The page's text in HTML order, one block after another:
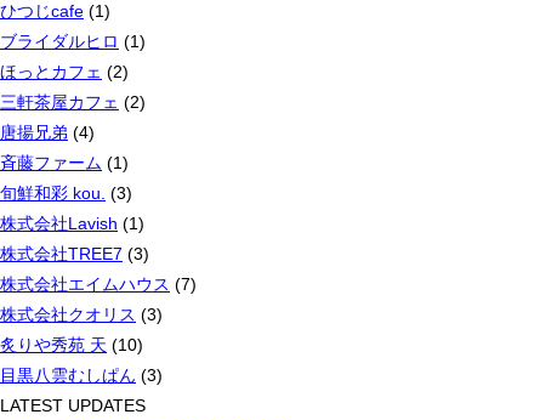
ひつじcafe (1)
ブライダルヒロ (1)
ほっとカフェ (2)
三軒茶屋カフェ (2)
唐揚兄弟 (4)
斉藤ファーム (1)
旬鮮和彩 kou. (3)
株式会社Lavish (1)
株式会社TREE7 (3)
株式会社エイムハウス (7)
株式会社クオリス (3)
炙りや秀苑 天 (10)
目黒八雲むしぱん (3)
LATEST UPDATES